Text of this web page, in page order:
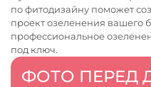
ФОТО ПЕРЕД
по фитодизайну поможет
проект озеленения вашего
профессиональное
под ключ.